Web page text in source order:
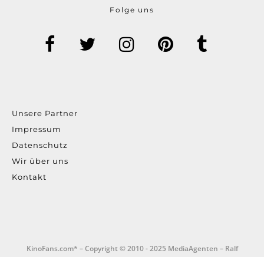
Folge uns
Unsere Partner
Impressum
Datenschutz
Wir über uns
Kontakt
KinoFans.com* – Copyright © 2010 - 2025 MediaAgenten – Ralf